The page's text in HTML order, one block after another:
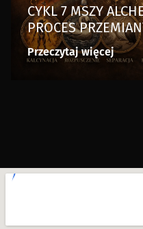
CYKL 7 MSZY ALCHEMICZNYCH – PEŁNY
PROCES
Przeczytaj więcej